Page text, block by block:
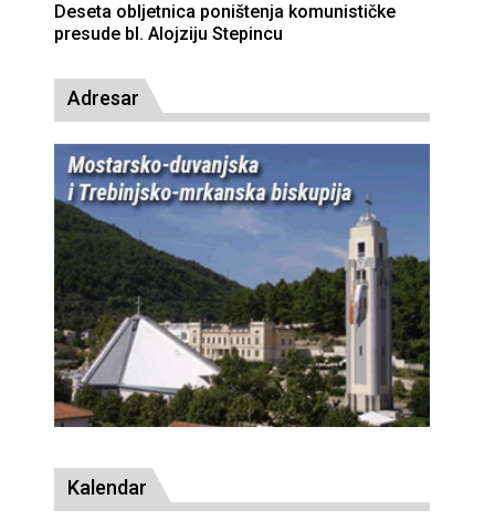
Deseta obljetnica poništenja komunističke
presude bl. Alojziju Stepincu
Adresar
Kalendar